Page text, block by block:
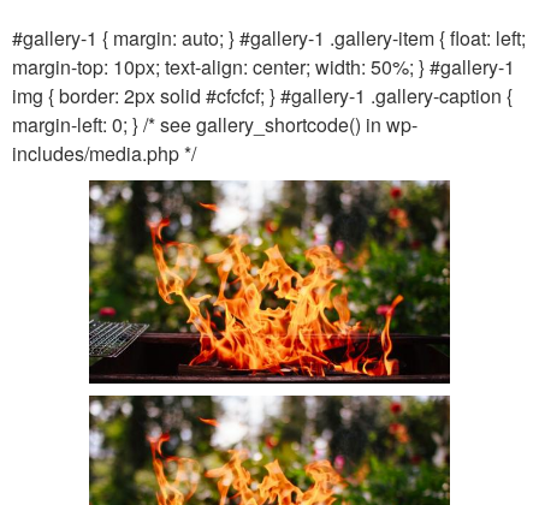
#gallery-1 { margin: auto; } #gallery-1 .gallery-item { float: left;
margin-top: 10px; text-align: center; width: 50%; } #gallery-1
img { border: 2px solid #cfcfcf; } #gallery-1 .gallery-caption {
margin-left: 0; } /* see gallery_shortcode() in wp-
includes/media.php */